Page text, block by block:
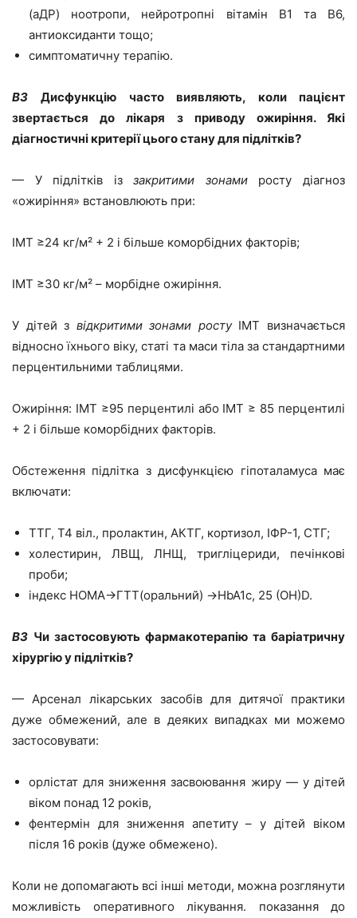
(аДР) ноотропи, нейротропні вітамін В1 та В6,
антиоксиданти тощо;
симптоматичну терапію.
ВЗ
Дисфункцію часто виявляють, коли пацієнт
звертається до лікаря з приводу ожиріння. Які
діагностичні критерії цього стану для підлітків?
— У підлітків іззакритими зонамиросту діагноз
«ожиріння» встановлюють при:
ІМТ ≥24 кг/м² + 2 і більше коморбідних факторів;
ІМТ ≥30 кг/м² – морбідне ожиріння.
У дітей з відкритими зонами ростуІМТ визначається
відносно їхнього віку, статі та маси тіла за стандартними
перцентильними таблицями.
Ожиріння: ІМТ ≥95 перцентилі або ІМТ ≥ 85 перцентилі
+ 2 і більше коморбідних факторів.
Обстеження підлітка з дисфункцією гіпоталамуса має
включати:
ТТГ, Т4 віл., пролактин, АКТГ, кортизол, ІФР-1, СТГ;
холестирин, ЛВЩ, ЛНЩ, тригліцериди, печінкові
проби;
індекс HOMA→ГТТ(оральний) →HbA1c, 25 (OH)D.
ВЗ Чи застосовують фармакотерапію та баріатричну
хірургію у підлітків?
— Арсенал лікарських засобів для дитячої практики
дуже обмежений, але в деяких випадках ми можемо
застосовувати:
орлістат для зниження засвоювання жиру — у дітей
віком понад 12 років,
фентермін для зниження апетиту – у дітей віком
після 16 років (дуже обмежено).
Коли не допомагають всі інші методи, можна розглянути
можливість оперативного лікування. показання до